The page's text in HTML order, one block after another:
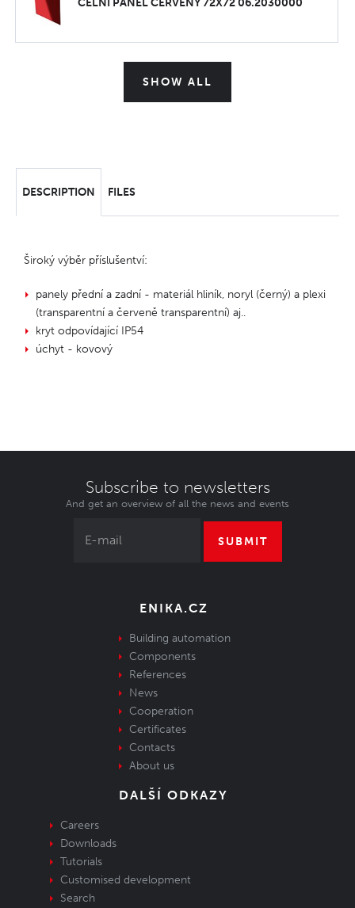
ČELNÍ PANEL ČERVENÝ 72X72 06.2030000
SHOW ALL
DESCRIPTION FILES
Široký výběr příslušentví:
panely přední a zadní - materiál hliník, noryl (černý) a plexi
(transparentní a červeně transparentní) aj..
kryt odpovídající IP54
úchyt - kovový
Subscribe to newsletters
And get an overview of all the news and events
SUBMIT
ENIKA.CZ
Building automation
Components
References
News
Cooperation
Certificates
Contacts
About us
DALŠÍ ODKAZY
Careers
Downloads
Tutorials
Customised development
Search